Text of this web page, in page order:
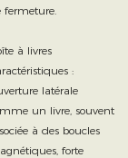
fermeture.
à livres
:
latérale
un livre, souvent
à des boucles
forte